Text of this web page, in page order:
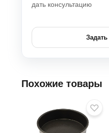
дать консультацию
Похожие товары